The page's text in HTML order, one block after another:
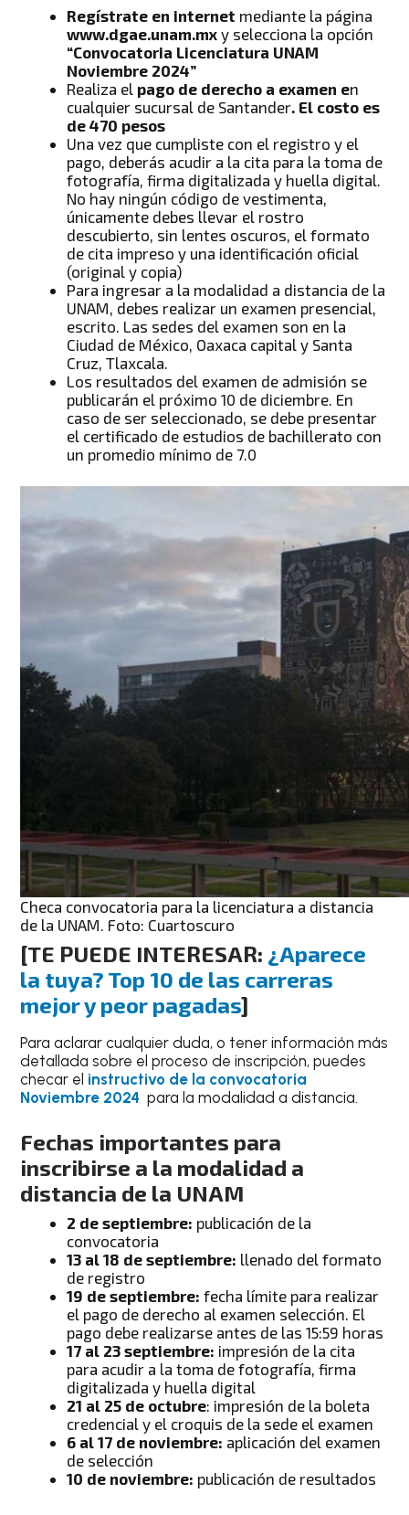
Regístrate en internet mediante la página
www.dgae.unam.mxy selecciona la opción
“Convocatoria Licenciatura UNAM
Noviembre 2024”
Realiza el pago de derecho a examen en
cualquier sucursal de Santander. El costo es
de 470 pesos
Una vez que cumpliste con el registro y el
pago, deberás acudir a la cita para la toma de
fotografía, firma digitalizada y huella digital.
No hay ningún código de vestimenta,
únicamente debes llevar el rostro
descubierto, sin lentes oscuros, el formato
de cita impreso y una identificación oficial
(original y copia)
Para ingresar a la modalidad a distancia de la
UNAM, debes realizar un examen presencial,
escrito. Las sedes del examen son en la
Ciudad de México, Oaxaca capital y Santa
Cruz, Tlaxcala.
Los resultados del examen de admisión se
publicarán el próximo 10 de diciembre. En
caso de ser seleccionado, se debe presentar
el certificado de estudios de bachillerato con
un promedio mínimo de 7.0
Checa convocatoria para la licenciatura a distancia
de la UNAM. Foto: Cuartoscuro
[TE PUEDE INTERESAR: ¿Aparece
la tuya? Top 10 de las carreras
mejor y peor pagadas]
Para aclarar cualquier duda, o tener información más
detallada sobre el proceso de inscripción, puedes
checar el instructivo de la convocatoria
Noviembre 2024 para la modalidad a distancia.
Fechas importantes para
inscribirse a la modalidad a
distancia de la UNAM
2 de septiembre: publicación de la
convocatoria
13 al 18 de septiembre: llenado del formato
de registro
19 de septiembre: fecha límite para realizar
el pago de derecho al examen selección. El
pago debe realizarse antes de las 15:59 horas
17 al 23 septiembre: impresión de la cita
para acudir a la toma de fotografía, firma
digitalizada y huella digital
21 al 25 de octubre: impresión de la boleta
credencial y el croquis de la sede el examen
6 al 17 de noviembre: aplicación del examen
de selección
10 de noviembre: publicación de resultados